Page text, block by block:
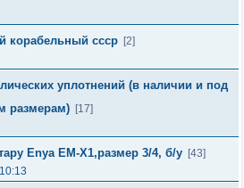
корабельный ссср [2]
уплотнений (в наличии и под
размерам) [17]
Enya EM-X1,размер 3/4, б/у [43]